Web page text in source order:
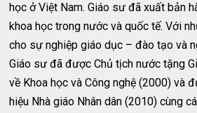
học ở Việt Nam. Giáo sư đã xuất bản
khoa học trong nước và quốc tế. Với
cho sự nghiệp giáo dục – đào tạo và
Giáo sư đã được Chủ tịch nước tặng
về Khoa học và Công nghệ (2000) và
hiệu Nhà giáo Nhân dân (2010) cùng